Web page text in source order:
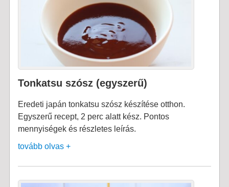
Tonkatsu szósz (egyszerű)
Eredeti japán tonkatsu szósz készítése otthon.
Egyszerű recept, 2 perc alatt kész. Pontos
mennyiségek és részletes leírás.
tovább olvas +